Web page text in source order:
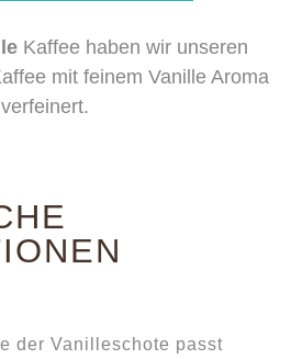
Kaffee haben wir unseren
mit feinem Vanille Aroma
verfeinert.
der Vanilleschote passt